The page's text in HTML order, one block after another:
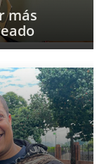
más